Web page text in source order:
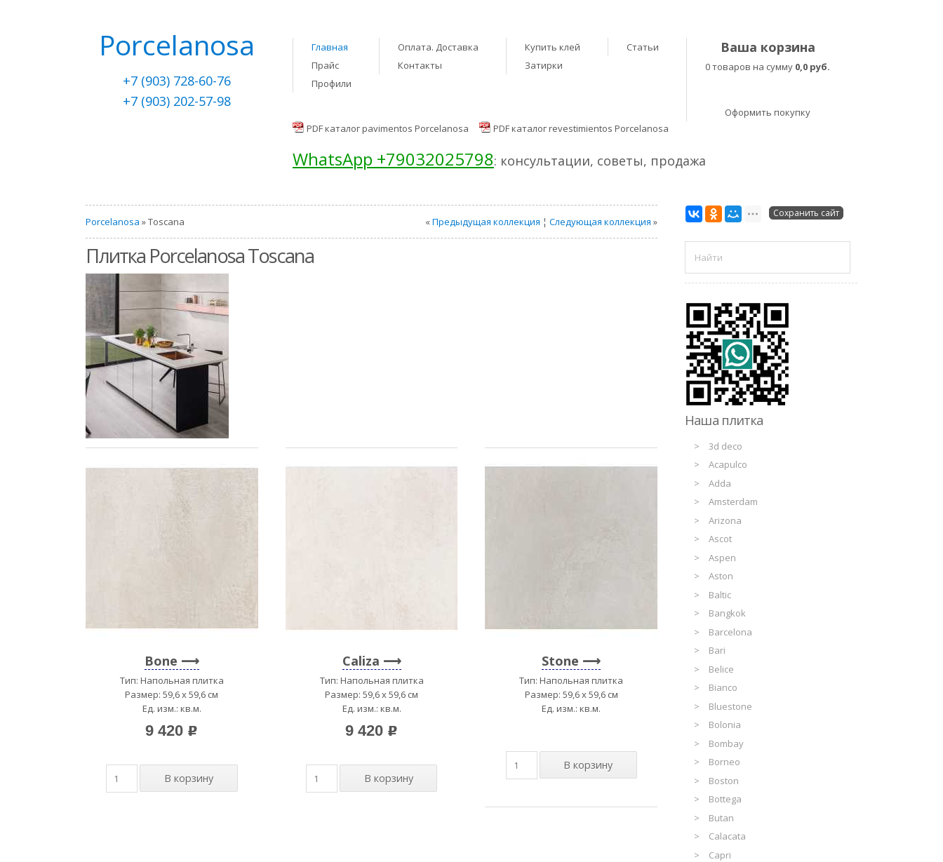
Porcelanosa
+7 (903) 728-60-76
+7 (903) 202-57-98
Главная
Прайс
Профили
Оплата. Доставка
Контакты
Купить клей
Затирки
Статьи Ваша корзина
0 товаров на сумму 0,0 руб.
Оформить покупку
PDF каталог pavimentos Porcelanosa
PDF каталог revestimientos Porcelanosa
WhatsApp +79032025798: консультации, советы, продажа
Porcelanosa » Toscana «Предыдущая коллекция ¦Следующая коллекция »
Плитка Porcelanosa Toscana
Bone
Тип: Напольная плитка
Размер: 59,6 x 59,6 см
Ед. изм.: кв.м.
9 420 p
Caliza
Тип: Напольная плитка
Размер: 59,6 x 59,6 см
Ед. изм.: кв.м.
9 420 p
Stone
Тип: Напольная плитка
Размер: 59,6 x 59,6 см
Ед. изм.: кв.м.
Сохранить сайт
Наша плитка
3d deco
Acapulco
Adda
Amsterdam
Arizona
Ascot
Aspen
Aston
Baltic
Bangkok
Barcelona
Bari
Belice
Bianco
Bluestone
Bolonia
Bombay
Borneo
Boston
Bottega
Butan
Calacata
Capri